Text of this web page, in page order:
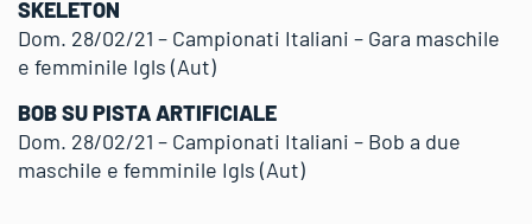
SKELETON
Dom. 28/02/21 – Campionati Italiani – Gara maschile
e femminile Igls (Aut)
BOB SU PISTA ARTIFICIALE
Dom. 28/02/21 – Campionati Italiani – Bob a due
maschile e femminile Igls (Aut)